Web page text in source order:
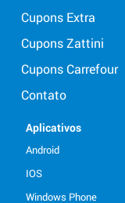
Cupons Extra
Cupons Zattini
Cupons Carrefour
Contato
Aplicativos
Android
IOS
Windows Phone